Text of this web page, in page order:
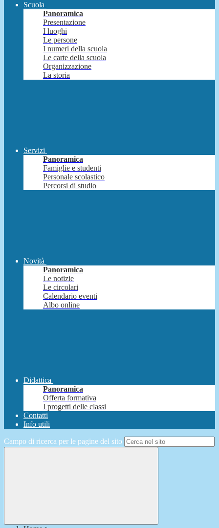
Scuola
Panoramica
Presentazione
I luoghi
Le persone
I numeri della scuola
Le carte della scuola
Organizzazione
La storia
Servizi
Panoramica
Famiglie e studenti
Personale scolastico
Percorsi di studio
Novità
Panoramica
Le notizie
Le circolari
Calendario eventi
Albo online
Didattica
Panoramica
Offerta formativa
I progetti delle classi
Contatti
Info utili
Campo di ricerca per le pagine del sito